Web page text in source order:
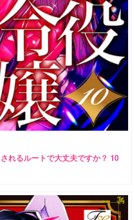
れるルートで大丈夫ですか？ 10